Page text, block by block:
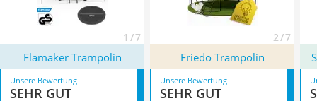
1 / 7 2 / 7
Flamaker Trampolin Friedo Trampolin
Unsere Bewertung
SEHR GUT
Unsere Bewertung
SEHR GUT